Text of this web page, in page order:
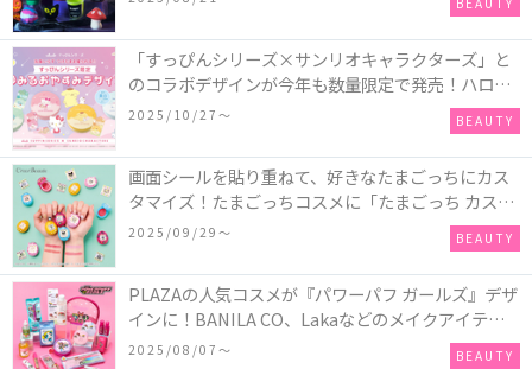
せてキャラクターを完成させる新作「モンスター・
マッシュアップ」シリーズなど♪
「すっぴんシリーズ×サンリオキャラクターズ」と
のコラボデザインが今年も数量限定で発売！ハロー
キティ、ポムポムプリン、ポチャッコ、ハンギョド
2025/10/27〜 BEAUTY
画面シールを貼り重ねて、好きなたまごっちにカス
タマイズ！たまごっちコスメに「たまごっち カスタ
ム!!リップ＆チーク」が新登場
2025/09/29〜 BEAUTY
PLAZAの人気コスメが『パワーパフ ガールズ』デザ
インに！BANILA CO、Lakaなどのメイクアイテム
に、＆honeyやSign+などのヘアアイテム、VTや
2025/08/07〜 BEAUTY